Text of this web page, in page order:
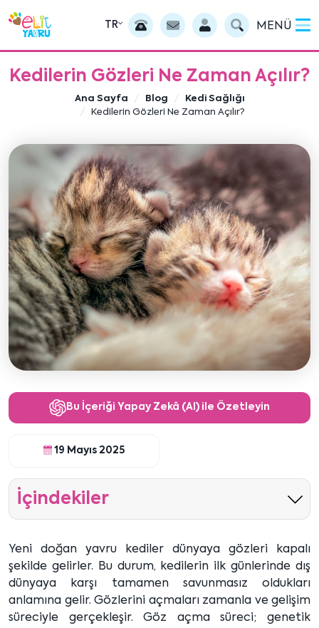
TR MENÜ
Kedilerin Gözleri Ne Zaman Açılır?
Ana Sayfa Blog
Kedi Sağlığı
Kedilerin Gözleri Ne Zaman Açılır?
Bu İçeriği Yapay Zekâ (AI) ile Özetleyin
19 Mayıs 2025
İçindekiler
Yeni doğan yavru kediler dünyaya gözleri kapalı
şekilde gelirler. Bu durum, kedilerin ilk günlerinde dış
dünyaya karşı tamamen savunmasız oldukları
anlamına gelir. Gözlerini açmaları zamanla ve gelişim
süreciyle gerçekleşir. Göz açma süreci; genetik